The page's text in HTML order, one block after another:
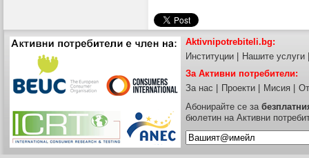
Aktivnipotrebiteli.bg:
Институции
Нашите услуги
За Активни потребители:
За нас
Проекти Мисия
Абонирайте се за
бюлетин на Активни